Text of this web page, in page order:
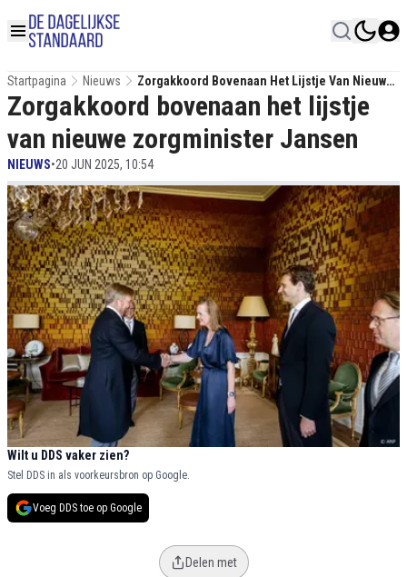
Startpagina Nieuws
Zorgakkoord Bovenaan Het Lijstje Van Nieuwe
Zorgminister Jansen
Zorgakkoord bovenaan het lijstje
van nieuwe zorgminister Jansen
NIEUWS•20 JUN 2025, 10:54
Wilt u DDS vaker zien?
Stel DDS in als voorkeursbron op Google.
Voeg DDS toe op Google
Delen met